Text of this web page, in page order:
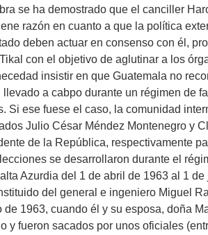
se ha demostrado que el canciller
razón en cuanto a que la política
deben actuar en consenso con él,
con el objetivo de aglutinar a los
insistir en que Guatemala no
a cabpo durante un régimen de
Si ese fuese el caso, la comunidad
Julio César Méndez Montenegro y
de la República, respectivamente
se desarrollaron durante el
Azurdia del 1 de abril de 1963 al 1
del general e ingeniero Miguel
de 1963, cuando él y su esposa, doña
y fueron sacados por unos oficiales